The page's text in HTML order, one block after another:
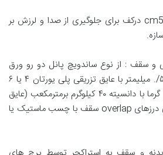
* مینیمم اندازه قیدها cm57 درکف برای جلوگیری از صدا و لرزش بر
سقف : از نوع ساندویچ پانل دو رو ورق
آلوزینک هر ورق بضخامت۵/. میلیمتر با عایق تزریقی پلی یورتان ۴ یا ۶
سانتی ضد حریق و سرما و گرما با دانسیته ۴۰ کیلوگرم برمترمکعب (عایق
حرارتی، صوتی) و آب بندی درزهای overlap سقف با چسب ماستیک یا